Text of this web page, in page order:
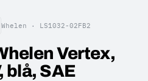
Whelen · LS1032-02FB2
Vertex,
blå, SAE